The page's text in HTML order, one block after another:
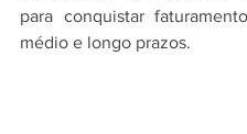
para conquistar
médio e longo prazos.